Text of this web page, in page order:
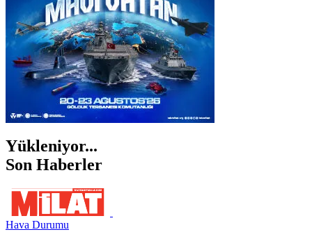
Yükleniyor...
Son Haberler
Hava Durumu